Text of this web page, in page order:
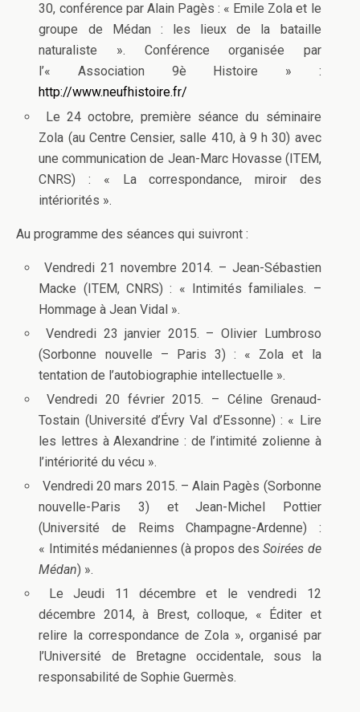
30, conférence par Alain Pagès : « Emile Zola et le
groupe de Médan : les lieux de la bataille
naturaliste ». Conférence organisée par
l’« Association 9è Histoire » :
http://www.neufhistoire.fr/
Le 24 octobre, première séance du séminaire
Zola (au Centre Censier, salle 410, à 9 h 30) avec
une communication de Jean-Marc Hovasse (ITEM,
CNRS) : « La correspondance, miroir des
intériorités ».
Au programme des séances qui suivront :
Vendredi 21 novembre 2014. – Jean-Sébastien
Macke (ITEM, CNRS) : « Intimités familiales. –
Hommage à Jean Vidal ».
Vendredi 23 janvier 2015. – Olivier Lumbroso
(Sorbonne nouvelle – Paris 3) : « Zola et la
tentation de l’autobiographie intellectuelle ».
Vendredi 20 février 2015. – Céline Grenaud-
Tostain (Université d’Évry Val d’Essonne) : « Lire
les lettres à Alexandrine : de l’intimité zolienne à
l’intériorité du vécu ».
Vendredi 20 mars 2015. – Alain Pagès (Sorbonne
nouvelle-Paris 3) et Jean-Michel Pottier
(Université de Reims Champagne-Ardenne) :
« Intimités médaniennes (à propos desSoirées de
Médan) ».
Le Jeudi 11 décembre et le vendredi 12
décembre 2014, à Brest, colloque, « Éditer et
relire la correspondance de Zola », organisé par
l’Université de Bretagne occidentale, sous la
responsabilité de Sophie Guermès.